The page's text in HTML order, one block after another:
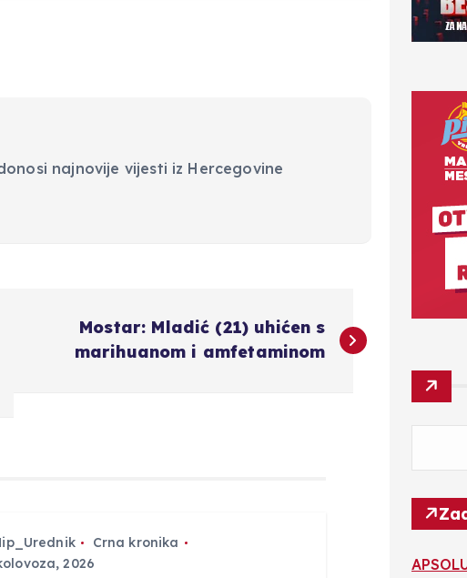
najnovije vijesti iz Hercegovine
Mostar: Mladić (21) uhićen s
marihuanom i amfetaminom
Crna kronika
2026